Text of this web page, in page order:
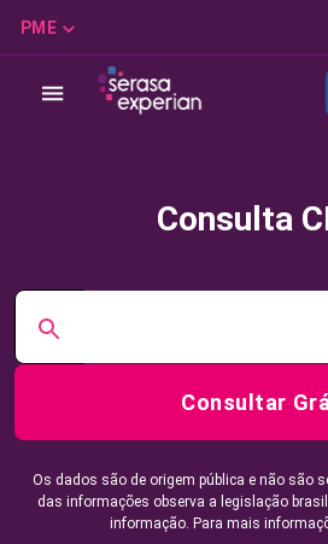
PME
Consulta
Consultar
Os dados são de origem pública e não são
das informações observa a legislação
informação. Para mais